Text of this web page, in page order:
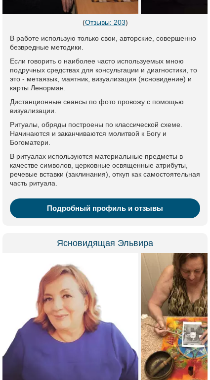
(Отзывы: 203)
В работе использую только свои, авторские, совершенно
безвредные методики.
Если говорить о наиболее часто используемых мною
подручных средствах для консультации и диагностики, то
это - метаязык, маятник, визуализация (ясновидение) и
карты Ленорман.
Дистанционные сеансы по фото провожу с помощью
визуализации.
Ритуалы, обряды построены по классической схеме.
Начинаются и заканчиваются молитвой к Богу и
Богоматери.
В ритуалах используются материальные предметы в
качестве символов, церковные освященные атрибуты,
речевые вставки (заклинания), откуп как самостоятельная
часть ритуала.
Подробный профиль и отзывы
Ясновидящая Эльвира